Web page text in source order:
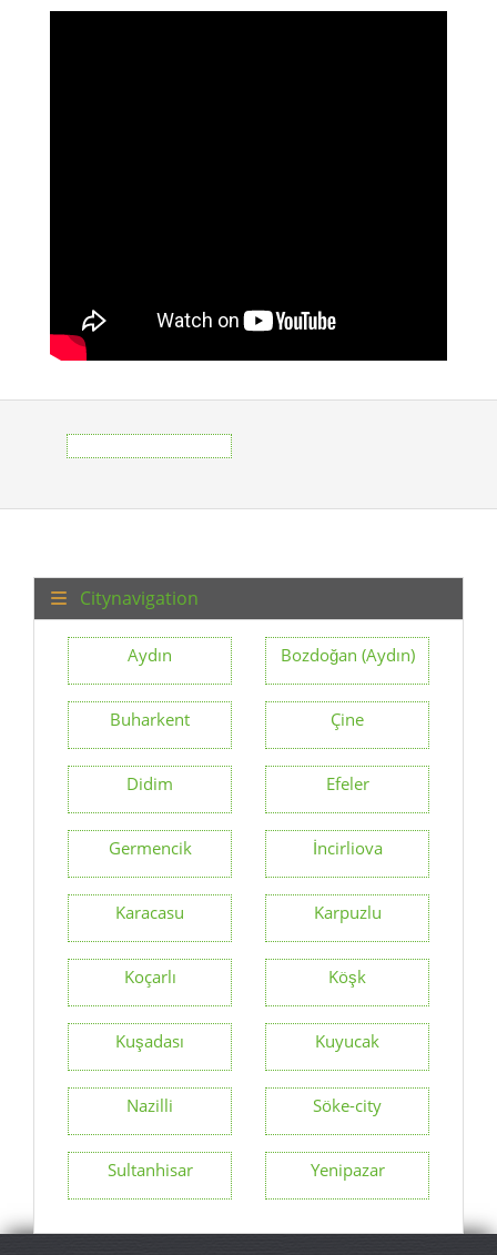
Citynavigation
Aydın Bozdoğan (Aydın)
Buharkent Çine
Didim Efeler
Germencik İncirliova
Karacasu Karpuzlu
Koçarlı Köşk
Kuşadası Kuyucak
Nazilli Söke-city
Sultanhisar Yenipazar